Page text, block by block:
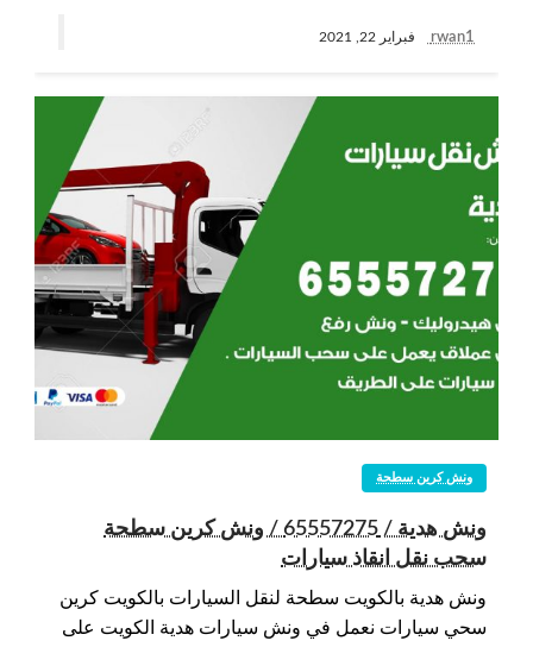
rwan1 فبراير 22, 2021
ونش كرين سطحة
ونش هدية / 65557275 / ونش كرين سطحة
سحب نقل انقاذ سيارات
ونش هدية بالكويت سطحة لنقل السيارات بالكويت كرين
سحي سيارات نعمل في ونش سيارات هدية الكويت على